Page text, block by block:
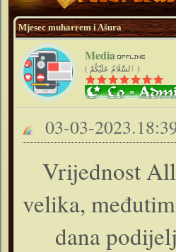
Mjesec muharrem i Ašura
Media
( ٱلسَّلَامُ عَلَيْكُمْ )
03-03-
Vrijednost
velika,
dana